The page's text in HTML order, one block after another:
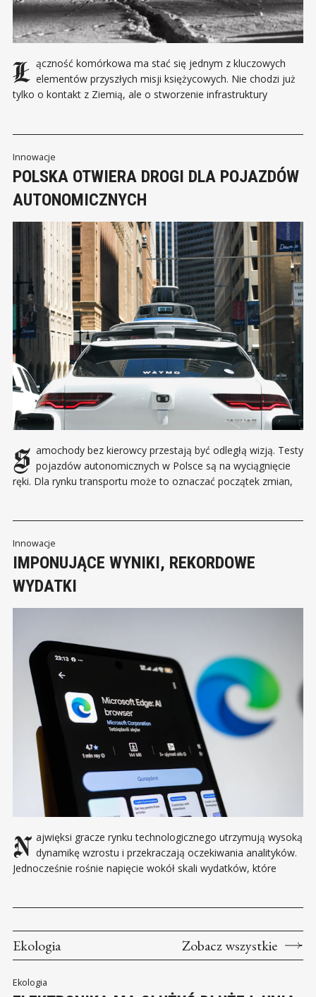
Łączność komórkowa ma stać się jednym z kluczowych elementów przyszłych misji księżycowych. Nie chodzi już
tylko o kontakt z Ziemią, ale o stworzenie infrastruktury
siecią 4G na Księżycu.
Innowacje
POLSKA OTWIERA DROGI DLA POJAZDÓW
AUTONOMICZNYCH
Samochody bez kierowcy przestają być odległą wizją. Testy pojazdów autonomicznych w Polsce są na wyciągnięcie
ręki. Dla rynku transportu może to oznaczać początek zmian,
drogowym, które umożliwią
Innowacje
IMPONUJĄCE WYNIKI, REKORDOWE
WYDATKI
Najwięksi gracze rynku technologicznego utrzymują wysoką dynamikę wzrostu i przekraczają oczekiwania analityków.
Jednocześnie rośnie napięcie wokół skali wydatków, które
technologiczny pozostaje w bardzo dobrej kondycji. Spółki
utrzymują tempo
Ekologia Zobacz wszystkie
Ekologia